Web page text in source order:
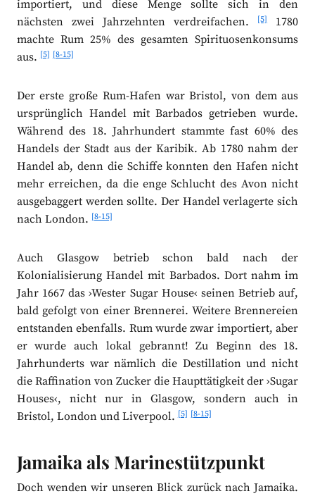
importiert, und diese Menge sollte sich in den
nächsten zwei Jahrzehnten verdreifachen.
[5]1780
machte Rum 25% des gesamten Spirituosenkonsums
aus.[5] [8-15]
Der erste große Rum-Hafen war Bristol, von dem aus
ursprünglich Handel mit Barbados getrieben wurde.
Während des 18. Jahrhundert stammte fast 60% des
Handels der Stadt aus der Karibik. Ab 1780 nahm der
Handel ab, denn die Schiffe konnten den Hafen nicht
mehr erreichen, da die enge Schlucht des Avon nicht
ausgebaggert werden sollte. Der Handel verlagerte sich
nach London.[8-15]
Auch Glasgow betrieb schon bald nach der
Kolonialisierung Handel mit Barbados. Dort nahm im
Jahr 1667 das ›Wester Sugar House‹ seinen Betrieb auf,
bald gefolgt von einer Brennerei. Weitere Brennereien
entstanden ebenfalls. Rum wurde zwar importiert, aber
er wurde auch lokal gebrannt! Zu Beginn des 18.
Jahrhunderts war nämlich die Destillation und nicht
die Raffination von Zucker die Haupttätigkeit der ›Sugar
Houses‹, nicht nur in Glasgow, sondern auch in
Bristol, London und Liverpool.[5] [8-15]
Jamaika als Marinestützpunkt
Doch wenden wir unseren Blick zurück nach Jamaika.